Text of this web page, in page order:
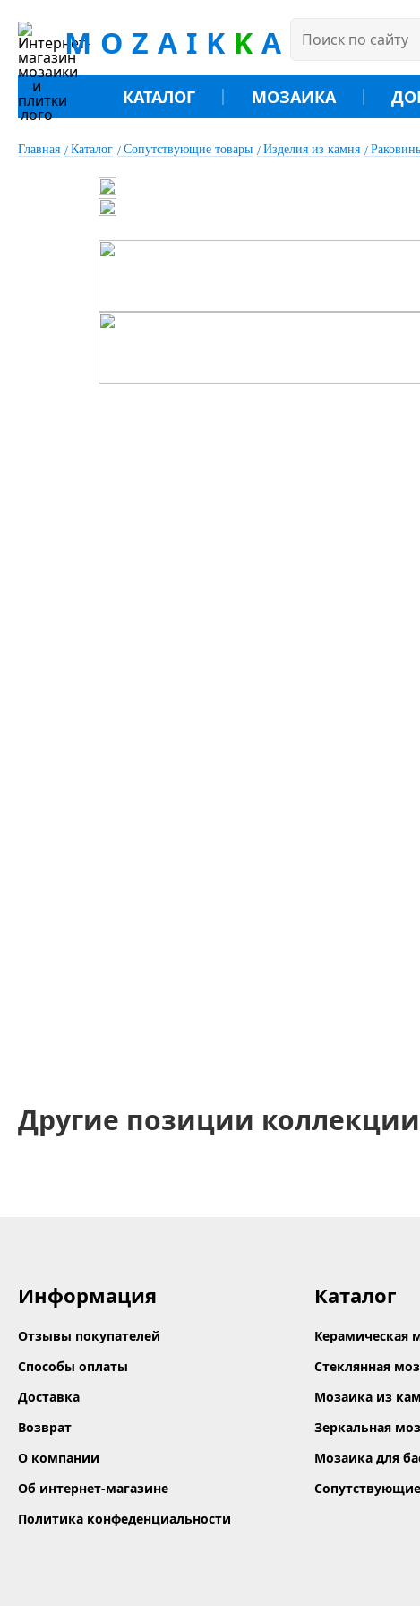
MOZAIK K A
КАТАЛОГ МОЗАИКА
Главная Каталог Сопутствующие товары Изделия из камня
Другие позиции коллекции
Информация
Отзывы покупателей
Способы оплаты
Доставка
Возврат
О компании
Об интернет-магазине
Политика конфеденциальности
Каталог
Керамическая
Стеклянная
Мозаика из
Зеркальная
Мозаика для